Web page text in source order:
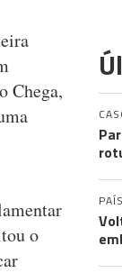
Chega,
o
PAÍS